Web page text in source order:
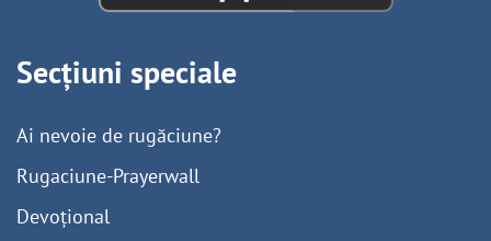
Secțiuni speciale
Ai nevoie de rugăciune?
Rugaciune-Prayerwall
Devoțional